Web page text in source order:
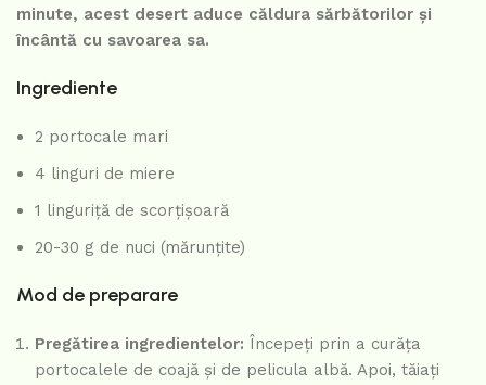
minute, acest desert aduce căldura sărbătorilor și
încântă cu savoarea sa.
Ingrediente
2 portocale mari
4 linguri de miere
1 linguriță de scorțișoară
20-30 g de nuci (mărunțite)
Mod de preparare
Pregătirea ingredientelor: Începeți prin a curăța
portocalele de coajă și de pelicula albă. Apoi, tăiați